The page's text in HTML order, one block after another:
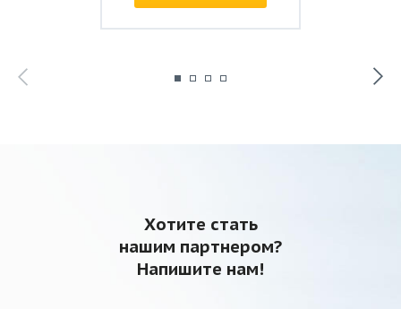
Хотите стать
нашим партнером?
Напишите нам!